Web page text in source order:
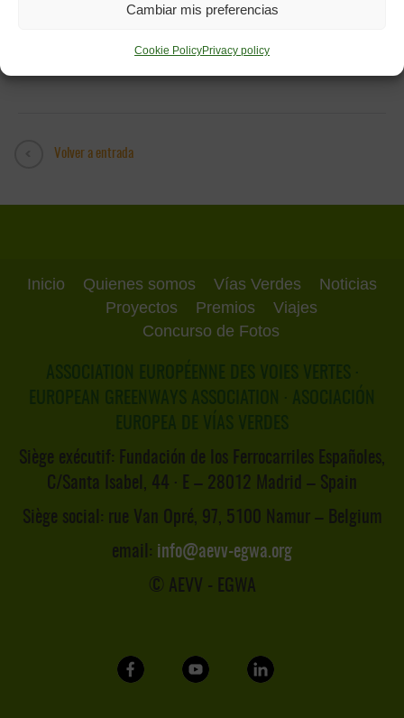
Cambiar mis preferencias
Cookie PolicyPrivacy policy
241 x 209
Volver a entrada
Inicio Quienes somos Vías Verdes
Noticias
Proyectos
Premios
Viajes
Concurso de Fotos
Siège exécutif: Fundación de los Ferrocarriles Españoles,
C/Santa Isabel, 44 · E – 28012 Madrid – Spain
Siège social: rue Van Opré, 97, 5100 Namur – Belgium
email: info@aevv-egwa.org
© AEVV - EGWA